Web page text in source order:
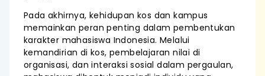
Pada akhirnya, kehidupan kos dan kampus
memainkan peran penting dalam pembentukan
karakter mahasiswa Indonesia. Melalui
kemandirian di kos, pembelajaran nilai di
organisasi, dan interaksi sosial dalam pergaulan,